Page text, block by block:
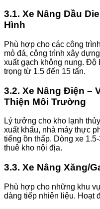
3.1. Xe Nâng Dầu
Hình
Phù hợp cho các công
mỏ đá, công trình xây
xuất gạch không nung. Độ
trọng từ 1.5 đến 15 tấn.
3.2. Xe Nâng Điện –
Thiện Môi Trường
Lý tưởng cho kho lạnh
xuất khẩu, nhà máy thực
tiếng ồn thấp. Dòng xe
thuê kho nội địa.
3.3. Xe Nâng Xăng/
Phù hợp cho những khu
dàng tiếp nhiên liệu. Hoạt